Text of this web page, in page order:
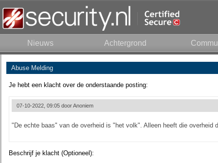
Nieuws Achtergrond
Abuse Melding
Je hebt een klacht over de onderstaande posting:
07-10-2022, 09:05 doorAnoniem
"De echte baas" van de overheid is "het volk". Alleen heeft die overheid
Beschrijf je klacht (Optioneel):